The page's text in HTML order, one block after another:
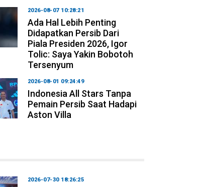
2026-08-07 10:28:21
Ada Hal Lebih Penting
Didapatkan Persib Dari
Piala Presiden 2026, Igor
Tolic: Saya Yakin Bobotoh
Tersenyum
2026-08-01 09:24:49
Indonesia All Stars Tanpa
Pemain Persib Saat Hadapi
Aston Villa
2026-07-30 18:26:25